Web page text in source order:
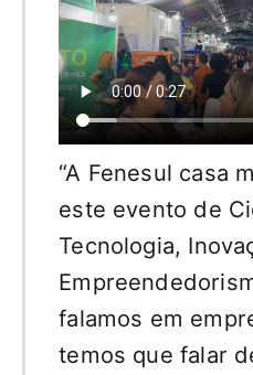
“A Fenesul casa
este evento de
Tecnologia,
falamos em
temos que falar